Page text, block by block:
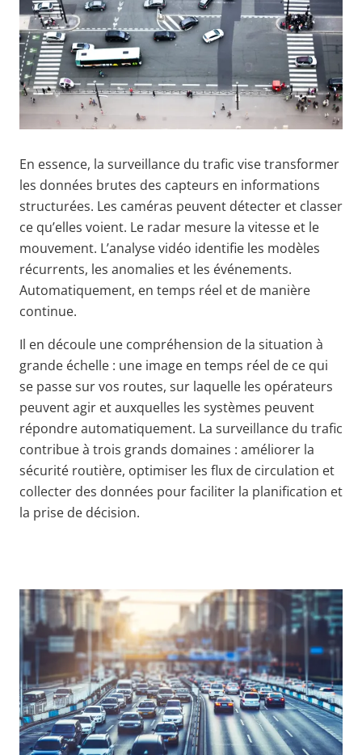
En essence, la surveillance du trafic vise transformer
les données brutes des capteurs en informations
structurées. Les caméras peuvent détecter et classer
ce qu’elles voient. Le radar mesure la vitesse et le
mouvement. L’analyse vidéo identifie les modèles
récurrents, les anomalies et les événements.
Automatiquement, en temps réel et de manière
continue.
Il en découle une compréhension de la situation à
grande échelle : une image en temps réel de ce qui
se passe sur vos routes, sur laquelle les opérateurs
peuvent agir et auxquelles les systèmes peuvent
répondre automatiquement. La surveillance du trafic
contribue à trois grands domaines : améliorer la
sécurité routière, optimiser les flux de circulation et
collecter des données pour faciliter la planification et
la prise de décision.